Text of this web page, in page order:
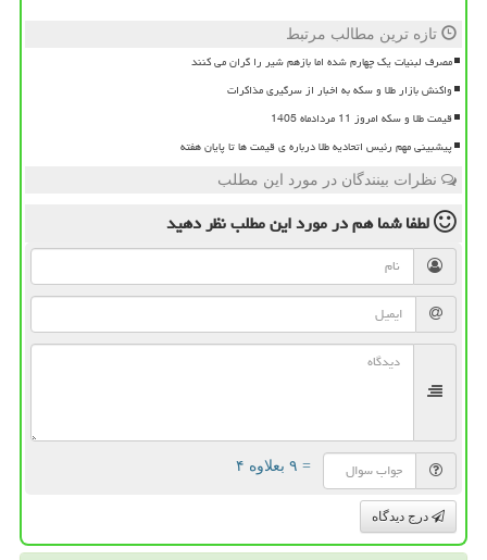
تازه ترین مطالب مرتبط
مصرف لبنیات یک چهارم شده اما بازهم شیر را گران می کنند
واکنش بازار طلا و سکه به اخبار از سرگیری مذاکرات
قیمت طلا و سکه امروز 11 مردادماه 1405
پیشبینی مهم رئیس اتحادیه طلا درباره ی قیمت ها تا پایان هفته
نظرات بینندگان در مورد این مطلب
لطفا شما همدر مورد این مطلبنظر دهید
= ۹ بعلاوه ۴
درج دیدگاه